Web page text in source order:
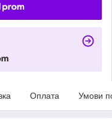
Оплата Умови